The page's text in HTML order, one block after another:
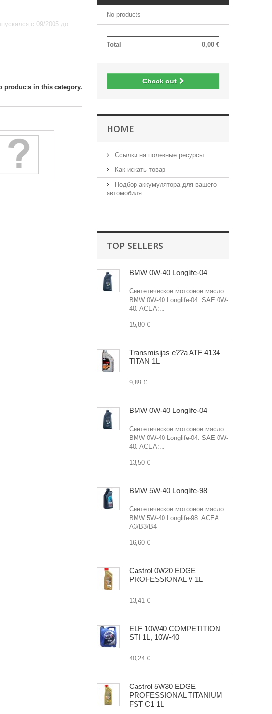
с 09/2005 до
products in this category.
No products
0,00 €
Total
Check out
HOME
Ссылки на полезные ресурсы
Как искать товар
Подбор аккумулятора для вашего
автомобиля.
TOP SELLERS
BMW 0W-40 Longlife-04
Синтетическое моторное масло
BMW 0W-40 Longlife-04. SAE 0W-
40. ACEA:...
15,80 €
Transmisijas e??a ATF 4134
TITAN 1L
9,89 €
BMW 0W-40 Longlife-04
Синтетическое моторное масло
BMW 0W-40 Longlife-04. SAE 0W-
40. ACEA:...
13,50 €
BMW 5W-40 Longlife-98
Синтетическое моторное масло
BMW 5W-40 Longlife-98. ACEA:
A3/B3/B4
16,60 €
Castrol 0W20 EDGE
PROFESSIONAL V 1L
13,41 €
ELF 10W40 COMPETITION
STI 1L, 10W-40
40,24 €
Castrol 5W30 EDGE
PROFESSIONAL TITANIUM
FST C1 1L